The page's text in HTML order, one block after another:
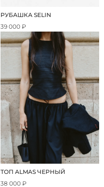
РУБАШКА SELIN
39 000 ₽
ТОП ALMAS ЧЕРНЫЙ
38 000 ₽